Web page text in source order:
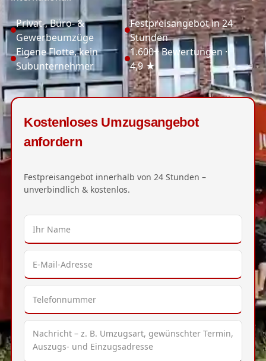
Privat-, Büro- &
Gewerbeumzüge
Festpreisangebot in 24
Stunden
Eigene Flotte, kein
Subunternehmer
1.600+ Bewertungen ·
4,9 ★
Kostenloses Umzugsangebot
anfordern
Festpreisangebot innerhalb von 24 Stunden –
unverbindlich & kostenlos.